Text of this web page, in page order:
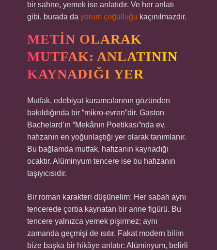
bir sahne, yemek ise anlatıdır. Ve her anlatı
gibi, burada da yorum çoğulluğu kaçınılmazdır.
METIN OLARAK
MUTFAK: ANLATININ
KAYNADIĞI YER
Mutfak, edebiyat kuramcılarının gözünden
bakıldığında bir “mikro-evren”dir. Gaston
Bachelard’ın “Mekânın Poetikası”nda ev,
hafızanın en yoğunlaştığı yer olarak tanımlanır.
Bu bağlamda mutfak, hafızanın kaynadığı
ocaktır. Alüminyum tencere ise bu hafızanın
taşıyıcısıdır.
Bir roman karakteri düşünelim: Her sabah aynı
tencerede çorba kaynatan bir anne figürü. Bu
tencere yalnızca yemek pişirmez; aynı
zamanda geçmişi de ısıtır. Fakat modern bilim
bize başka bir hikâye anlatır: Alüminyum, belirli